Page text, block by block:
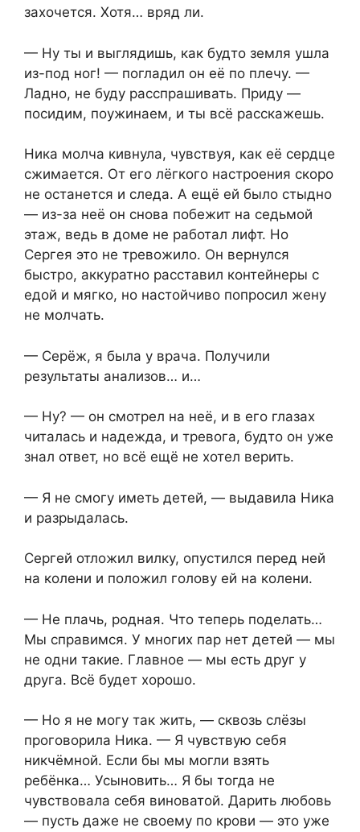
захочется. Хотя… вряд ли.
— Ну ты и выглядишь, как будто земля ушла
из-под ног! — погладил он её по плечу. —
Ладно, не буду расспрашивать. Приду —
посидим, поужинаем, и ты всё расскажешь.
Ника молча кивнула, чувствуя, как её сердце
сжимается. От его лёгкого настроения скоро
не останется и следа. А ещё ей было стыдно
— из-за неё он снова побежит на седьмой
этаж, ведь в доме не работал лифт. Но
Сергея это не тревожило. Он вернулся
быстро, аккуратно расставил контейнеры с
едой и мягко, но настойчиво попросил жену
не молчать.
— Серёж, я была у врача. Получили
результаты анализов… и…
— Ну? — он смотрел на неё, и в его глазах
читалась и надежда, и тревога, будто он уже
знал ответ, но всё ещё не хотел верить.
— Я не смогу иметь детей, — выдавила Ника
и разрыдалась.
Сергей отложил вилку, опустился перед ней
на колени и положил голову ей на колени.
— Не плачь, родная. Что теперь поделать…
Мы справимся. У многих пар нет детей — мы
не одни такие. Главное — мы есть друг у
друга. Всё будет хорошо.
— Но я не могу так жить, — сквозь слёзы
проговорила Ника. — Я чувствую себя
никчёмной. Если бы мы могли взять
ребёнка… Усыновить… Я бы тогда не
чувствовала себя виноватой. Дарить любовь
— пусть даже не своему по крови — это уже